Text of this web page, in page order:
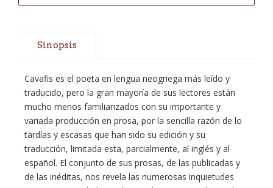
Sinopsis
Cavafis es el poeta en lengua neogriega más leído y
traducido, pero la gran mayoría de sus lectores están
mucho menos familiarizados con su importante y
variada producción en prosa, por la sencilla razón de lo
tardías y escasas que han sido su edición y su
traducción, limitada esta, parcialmente, al inglés y al
español. El conjunto de sus prosas, de las publicadas y
de las inéditas, nos revela las numerosas inquietudes